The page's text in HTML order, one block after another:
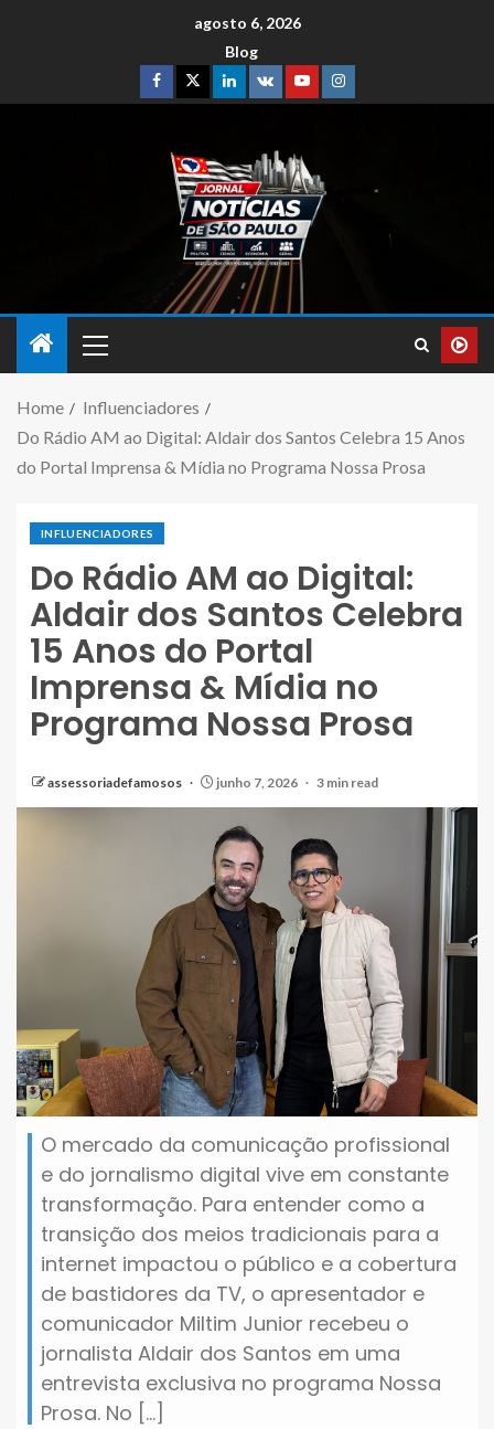
agosto 6, 2026
Blog
Home
Influenciadores
Do Rádio AM ao Digital: Aldair dos Santos Celebra 15 Anos
do Portal Imprensa & Mídia no Programa Nossa Prosa
INFLUENCIADORES
Do Rádio AM ao Digital:
Aldair dos Santos Celebra
15 Anos do Portal
Imprensa & Mídia no
Programa Nossa Prosa
assessoriadefamosos junho 7, 2026 3 min read
O mercado da comunicação profissional
e do jornalismo digital vive em constante
transformação. Para entender como a
transição dos meios tradicionais para a
internet impactou o público e a cobertura
de bastidores da TV, o apresentador e
comunicador Miltim Junior recebeu o
jornalista Aldair dos Santos em uma
entrevista exclusiva no programa Nossa
Prosa. No […]